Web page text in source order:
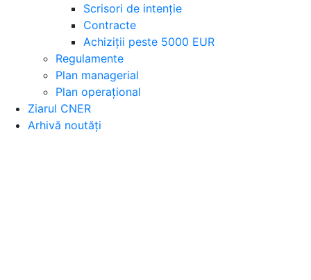
Scrisori de intenție
Contracte
Achiziții peste 5000 EUR
Regulamente
Plan managerial
Plan operațional
Ziarul CNER
Arhivă noutăți